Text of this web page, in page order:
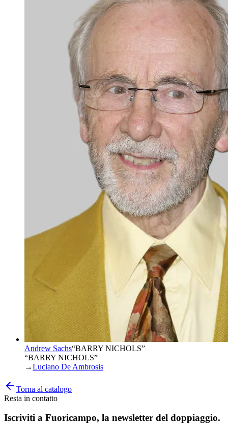
Andrew Sachs“BARRY NICHOLS”
“BARRY NICHOLS”
→Luciano De Ambrosis
Torna al catalogo
Resta in contatto
Iscriviti a Fuoricampo, la newsletter del doppiaggio.